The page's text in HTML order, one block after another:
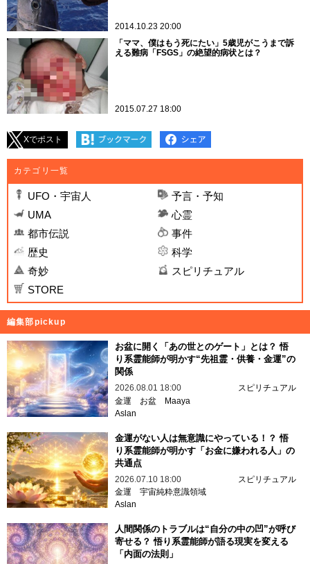
2014.10.23 20:00
「ママ、僕はもう死にたい」5歳児がこうまで訴
える難病「FSGS」の絶望的病状とは？
2015.07.27 18:00
Xでポスト
カテゴリ一覧
UFO・宇宙人
予言・予知
UMA
心霊
都市伝説
事件
歴史
科学
奇妙
スピリチュアル
STORE
編集部pickup
お盆に開く「あの世とのゲート」とは？ 悟
り系霊能師が明かす“先祖霊・供養・金運”の
関係
2026.08.01 18:00
スピリチュアル
金運
お盆
Maaya
Aslan
金運がない人は無意識にやっている！？ 悟
り系霊能師が明かす「お金に嫌われる人」の
共通点
2026.07.10 18:00
スピリチュアル
金運 宇宙純粋意識領域
Aslan
人間関係のトラブルは“自分の中の凹”が呼び
寄せる？ 悟り系霊能師が語る現実を変える
「内面の法則」